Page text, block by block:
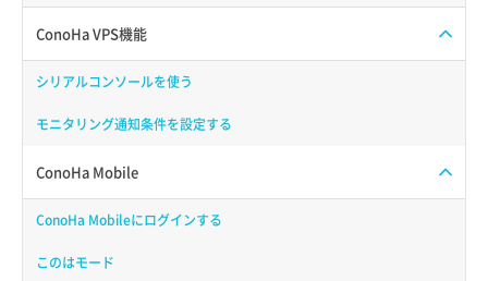
ConoHa VPS機能
シリアルコンソールを使う
モニタリング通知条件を設定する
ConoHa Mobile
ConoHa Mobileにログインする
このはモード